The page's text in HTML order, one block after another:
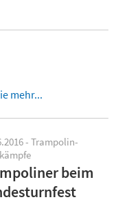
mehr...
- Trampolin-
beim